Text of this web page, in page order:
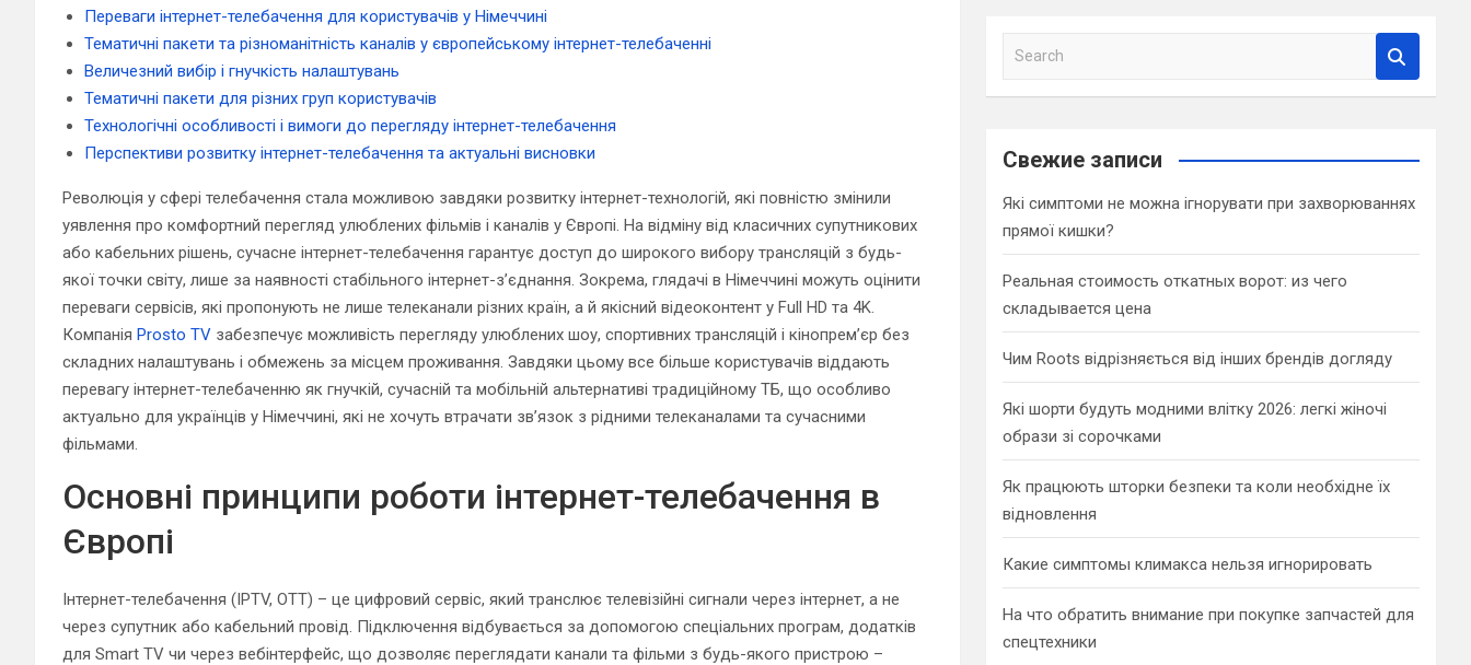
Переваги інтернет-телебачення для користувачів у Німеччині
Тематичні пакети та різноманітність каналів у європейському інтернет-телебаченні
Величезний вибір і гнучкість налаштувань
Тематичні пакети для різних груп користувачів
Технологічні особливості і вимоги до перегляду інтернет-телебачення
Перспективи розвитку інтернет-телебачення та актуальні висновки
Революція у сфері телебачення стала можливою завдяки розвитку інтернет-технологій, які повністю змінили
уявлення про комфортний перегляд улюблених фільмів і каналів у Європі. На відміну від класичних супутникових
або кабельних рішень, сучасне інтернет-телебачення гарантує доступ до широкого вибору трансляцій з будь-
якої точки світу, лише за наявності стабільного інтернет-з’єднання. Зокрема, глядачі в Німеччині можуть оцінити
переваги сервісів, які пропонують не лише телеканали різних країн, а й якісний відеоконтент у Full HD та 4K.
Компанія Prosto TV забезпечує можливість перегляду улюблених шоу, спортивних трансляцій і кінопрем’єр без
складних налаштувань і обмежень за місцем проживання. Завдяки цьому все більше користувачів віддають
перевагу інтернет-телебаченню як гнучкій, сучасній та мобільній альтернативі традиційному ТБ, що особливо
актуально для українців у Німеччині, які не хочуть втрачати зв’язок з рідними телеканалами та сучасними
фільмами.
Основні принципи роботи інтернет-телебачення в
Європі
Інтернет-телебачення (IPTV, OTT) – це цифровий сервіс, який транслює телевізійні сигнали через інтернет, а не
через супутник або кабельний провід. Підключення відбувається за допомогою спеціальних програм, додатків
для Smart TV чи через вебінтерфейс, що дозволяє переглядати канали та фільми з будь-якого пристрою –
a
c
Свежие записи
Які симптоми не можна ігнорувати при захворюваннях
прямої кишки?
Реальная стоимость откатных ворот: из чего
складывается цена
Чим Roots відрізняється від інших брендів догляду
Які шорти будуть модними влітку 2026: легкі жіночі
образи зі сорочками
Як працюють шторки безпеки та коли необхідне їх
відновлення
Какие симптомы климакса нельзя игнорировать
На что обратить внимание при покупке запчастей для
спецтехники